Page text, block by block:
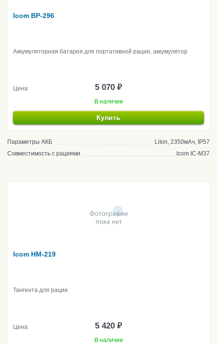
Icom BP-296
Аккумуляторная батарея для портативной рации, аккумулятор
Цена: 5 070 ₽
В наличии
Купить
Параметры АКБ
LiIon, 2350мАч, IP57
Совместимость с рациями
Icom IC-M37
Icom HM-219
Тангента для рации
Цена: 5 420 ₽
В наличии